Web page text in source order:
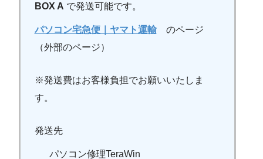
BOX A で発送可能です。
パソコン宅急便｜ヤマト運輸のページ
（外部のページ）
※発送費はお客様負担でお願いいたしま
す。
発送先
パソコン修理TeraWin